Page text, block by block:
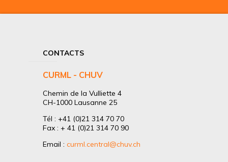
CONTACTS
CURML - CHUV
Chemin de la Vulliette 4
CH-1000 Lausanne 25
Tél : +41 (0)21 314 70 70
Fax : + 41 (0)21 314 70 90
Email : curml.central@chuv.ch